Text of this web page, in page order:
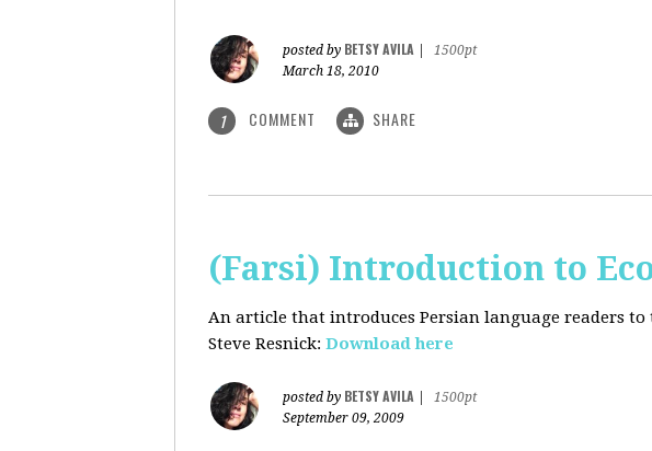
posted by BETSY AVILA
1500pt
March 18, 2010
1 COMMENT SHARE
(Farsi) Introduction to
An article that introduces Persian language readers
Steve Resnick: Download here
posted by BETSY AVILA
1500pt
September 09, 2009